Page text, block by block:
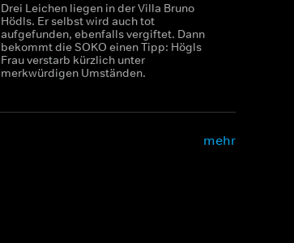
Drei Leichen liegen in der Villa Bruno
Hödls. Er selbst wird auch tot
aufgefunden, ebenfalls vergiftet. Dann
bekommt die SOKO einen Tipp: Högls
Frau verstarb kürzlich unter
merkwürdigen Umständen.
mehr